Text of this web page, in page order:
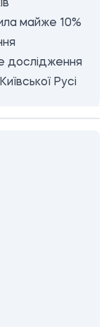
майже 10%
дослідження
Русі